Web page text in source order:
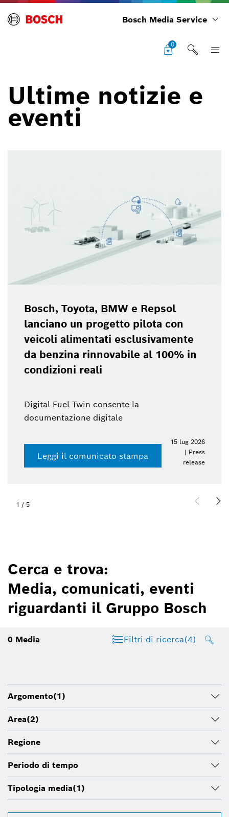
Bosch Media Service
0
Ultime notizie e
eventi
Bosch, Toyota, BMW e Repsol
lanciano un progetto pilota con
veicoli alimentati esclusivamente
da benzina rinnovabile al 100% in
condizioni reali
Digital Fuel Twin consente la
documentazione digitale
Leggi il comunicato stampa
15 lug 2026
| Press
release
1 / 5
Cerca e trova:
Media, comunicati, eventi
riguardanti il Gruppo Bosch
0 Media Filtri di ricerca(4)
Argomento(1)
Area(2)
Regione
Periodo di tempo
Tipologia media(1)